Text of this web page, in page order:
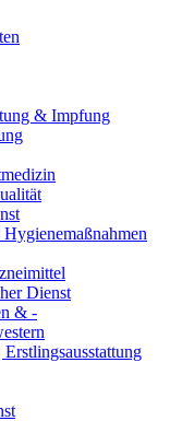
& Impfung
Dienst
& -